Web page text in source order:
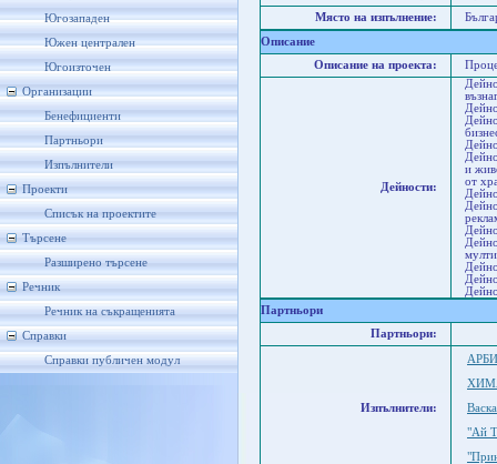
Югозападен
Южен централен
Югоизточен
Организации
Бенефициенти
Партньори
Изпълнители
Проекти
Списък на проектите
Търсене
Разширено търсене
Речник
Речник на съкращенията
Справки
Справки публичен модул
Място на изпълнение:
Описание
Описание на проекта:
Дейности:
и
от
Партньори
Партньори:
Изпълнители:
"Ай